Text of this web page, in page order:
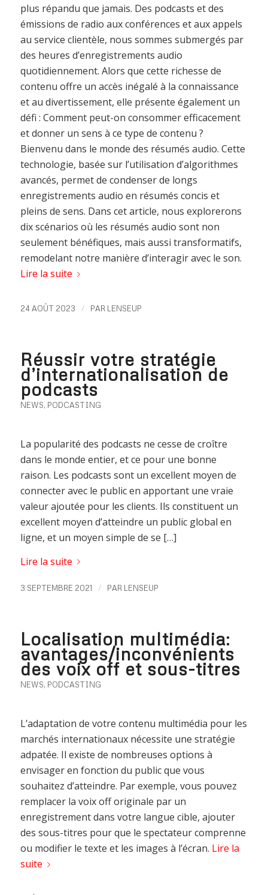
plus répandu que jamais. Des podcasts et des
émissions de radio aux conférences et aux appels
au service clientèle, nous sommes submergés par
des heures d’enregistrements audio
quotidiennement. Alors que cette richesse de
contenu offre un accès inégalé à la connaissance
et au divertissement, elle présente également un
défi : Comment peut-on consommer efficacement
et donner un sens à ce type de contenu ?
Bienvenu dans le monde des résumés audio. Cette
technologie, basée sur l’utilisation d’algorithmes
avancés, permet de condenser de longs
enregistrements audio en résumés concis et
pleins de sens. Dans cet article, nous explorerons
dix scénarios où les résumés audio sont non
seulement bénéfiques, mais aussi transformatifs,
remodelant notre manière d’interagir avec le son.
Lire la suite
24 AOÛT 2023 / PAR LENSEUP
Réussir votre stratégie
d’internationalisation de
podcasts
NEWS, PODCASTING
La popularité des podcasts ne cesse de croître
dans le monde entier, et ce pour une bonne
raison. Les podcasts sont un excellent moyen de
connecter avec le public en apportant une vraie
valeur ajoutée pour les clients. Ils constituent un
excellent moyen d’atteindre un public global en
ligne, et un moyen simple de se […]
Lire la suite
3 SEPTEMBRE 2021 / PAR LENSEUP
Localisation multimédia:
avantages/inconvénients
des voix off et sous-titres
NEWS, PODCASTING
L’adaptation de votre contenu multimédia pour les
marchés internationaux nécessite une stratégie
adpatée. Il existe de nombreuses options à
envisager en fonction du public que vous
souhaitez d’atteindre. Par exemple, vous pouvez
remplacer la voix off originale par un
enregistrement dans votre langue cible, ajouter
des sous-titres pour que le spectateur comprenne
ou modifier le texte et les images à l’écran. Lire la
suite